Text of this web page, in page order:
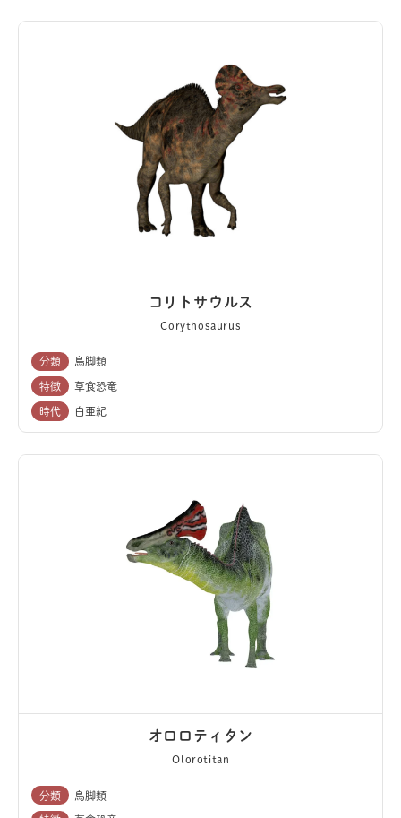
コリトサウルス
Corythosaurus
分類 鳥脚類
特徴 草食恐竜
時代 白亜紀
オロロティタン
Olorotitan
分類 鳥脚類